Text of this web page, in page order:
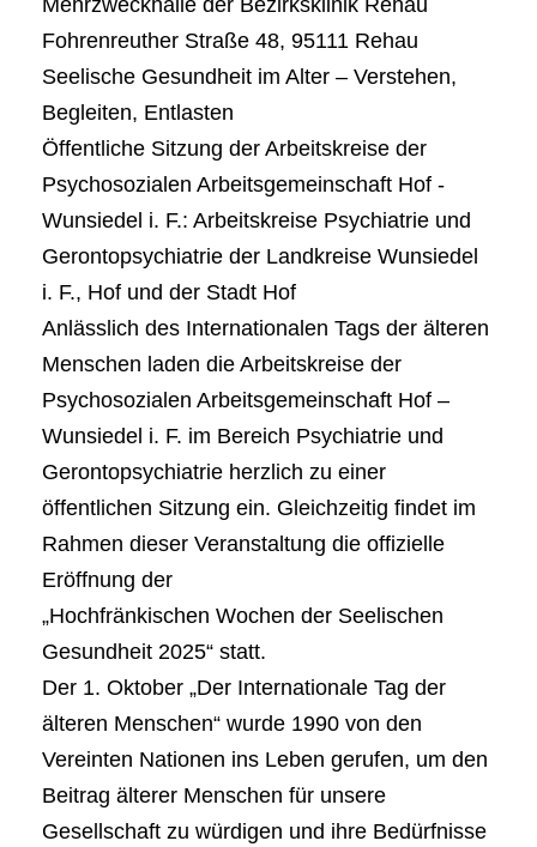
Mehrzweckhalle der Bezirksklinik Rehau
Fohrenreuther Straße 48, 95111 Rehau
Seelische Gesundheit im Alter – Verstehen,
Begleiten, Entlasten
Öffentliche Sitzung der Arbeitskreise der
Psychosozialen Arbeitsgemeinschaft Hof -
Wunsiedel i. F.: Arbeitskreise Psychiatrie und
Gerontopsychiatrie der Landkreise Wunsiedel
i. F., Hof und der Stadt Hof
Anlässlich des Internationalen Tags der älteren
Menschen laden die Arbeitskreise der
Psychosozialen Arbeitsgemeinschaft Hof –
Wunsiedel i. F. im Bereich Psychiatrie und
Gerontopsychiatrie herzlich zu einer
öffentlichen Sitzung ein. Gleichzeitig findet im
Rahmen dieser Veranstaltung die offizielle
Eröffnung der
„Hochfränkischen Wochen der Seelischen
Gesundheit 2025“ statt.
Der 1. Oktober „Der Internationale Tag der
älteren Menschen“ wurde 1990 von den
Vereinten Nationen ins Leben gerufen, um den
Beitrag älterer Menschen für unsere
Gesellschaft zu würdigen und ihre Bedürfnisse